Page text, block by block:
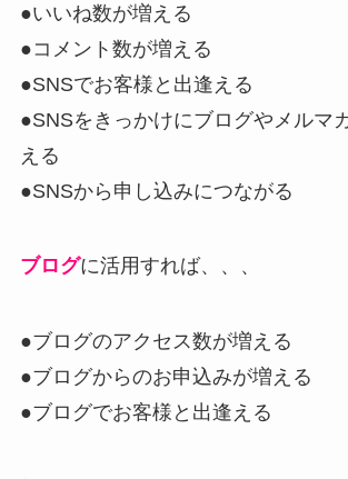
●いいね数が増える
●コメント数が増える
●SNSでお客様と出逢える
●SNSをきっかけにブログやメルマ
える
●SNSから申し込みにつながる
ブログに活用すれば、、、
●ブログのアクセス数が増える
●ブログからのお申込みが増える
●ブログでお客様と出逢える